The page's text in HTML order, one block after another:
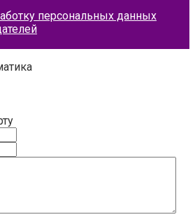
персональных данных